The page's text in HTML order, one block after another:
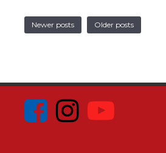
Newer posts Older posts